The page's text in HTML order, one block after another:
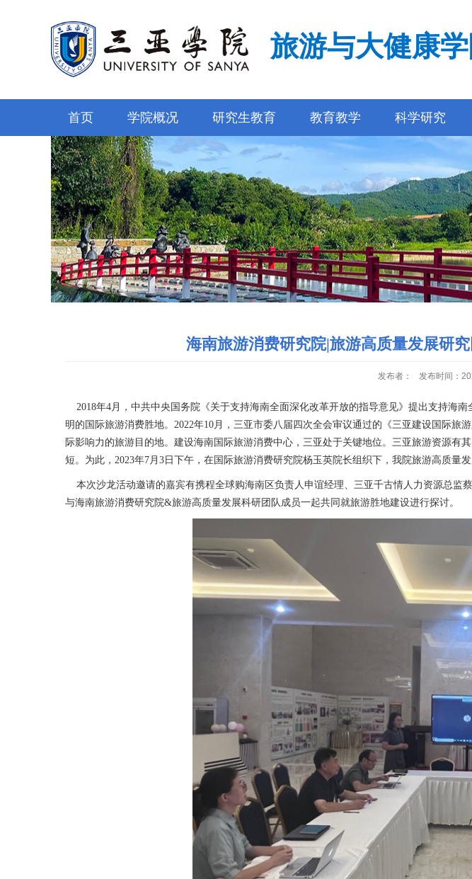
旅游与大健康
首页 学院概况 研究生教育 教育教学 科学研究
海南旅游消费研究院|旅游高质量发展研
发布者： 发布时间：
2018年4月，中共中央国务院《关于支持海南全面深化改革开放的指导意见》提出支持海
明的国际旅游消费胜地。2022年10月，三亚市委八届四次全会审议通过的《三亚建设国际旅
际影响力的旅游目的地。建设海南国际旅游消费中心，三亚处于关键地位。三亚旅游资源
短。为此，2023年7月3日下午，在国际旅游消费研究院杨玉英院长组织下，我院旅游高质量
本次沙龙活动邀请的嘉宾有携程全球购海南区负责人申谊经理、三亚千古情人力资源总监
与海南旅游消费研究院&旅游高质量发展科研团队成员一起共同就旅游胜地建设进行探讨。